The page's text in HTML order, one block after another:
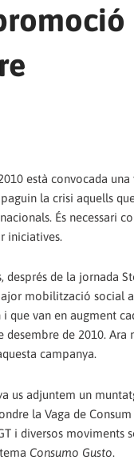
està convocada una
la crisi aquells
És necessari
iniciatives.
després de la jornada
mobilització social
que van en augment
desembre de 2010. Ara
campanya.
us adjuntem un
la Vaga de
i diversos moviments
Consumo Gusto.